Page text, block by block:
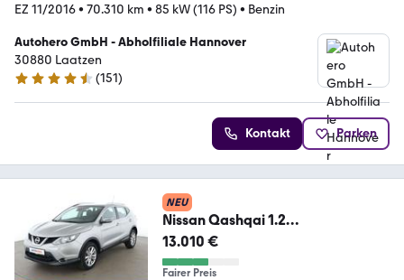
EZ 11/2016• 70.310 km • 85 kW (116 PS) • Benzin
Autohero GmbH - Abholfiliale Hannover
30880 Laatzen
4.7 Sterne
(151)
Kontakt Parken
NEU
Nissan Qashqai 1.2
Acenta*NAVI*SPUR*PDC*SHZ*KLI
MA*TEMPO
13.010 €
Fairer Preis